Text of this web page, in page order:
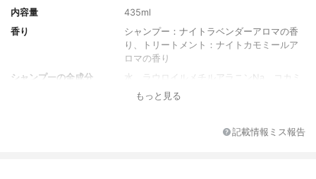
内容量
435ml
香り
シャンプー：ナイトラベンダーアロマの香
り、トリートメント：ナイトカモミールア
ロマの香り
シャンプーの全成分
水、ラウロイルメチルアラニンNa、コカミ
ドメチルMEA、ラウラミドプロピルベタイ
ドロキシスルタイン、トウキンセンカエキ
もっと見る
記載情報ミス報告